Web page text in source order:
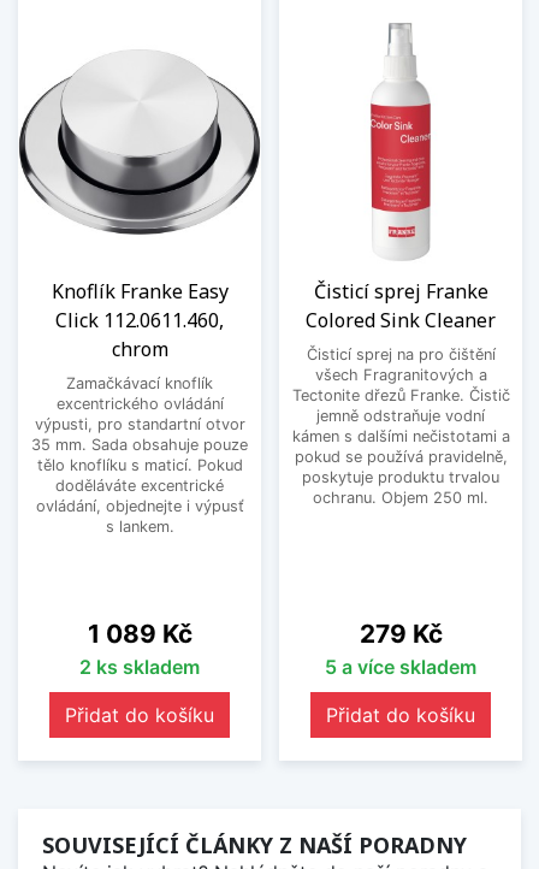
Knoflík Franke Easy
Click 112.0611.460,
chrom
Zamačkávací knoflík
excentrického ovládání
výpusti, pro standartní otvor
35 mm. Sada obsahuje pouze
tělo knoflíku s maticí. Pokud
doděláváte excentrické
ovládání, objednejte i výpusť
s lankem.
Cena
1 089 Kč
2 ks skladem
Přidat do košíku
Čisticí sprej Franke
Colored Sink Cleaner
Čisticí sprej na pro čištění
všech Fragranitových a
Tectonite dřezů Franke. Čistič
jemně odstraňuje vodní
kámen s dalšími nečistotami a
pokud se používá pravidelně,
poskytuje produktu trvalou
ochranu. Objem 250 ml.
Cena
279 Kč
5 a více skladem
Přidat do košíku
SOUVISEJÍCÍ ČLÁNKY Z NAŠÍ PORADNY